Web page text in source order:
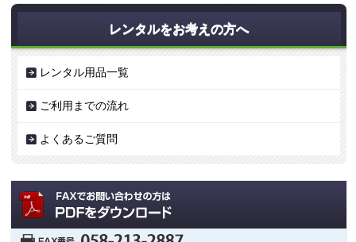
レンタルをお考えの方へ
レンタル用品一覧
ご利用までの流れ
よくあるご質問